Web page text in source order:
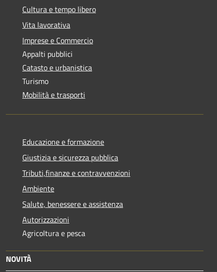
Cultura e tempo libero
Vita lavorativa
Imprese e Commercio
Appalti pubblici
Catasto e urbanistica
Turismo
Mobilità e trasporti
Educazione e formazione
Giustizia e sicurezza pubblica
Tributi,finanze e contravvenzioni
Ambiente
Salute, benessere e assistenza
Autorizzazioni
Agricoltura e pesca
NOVITÀ